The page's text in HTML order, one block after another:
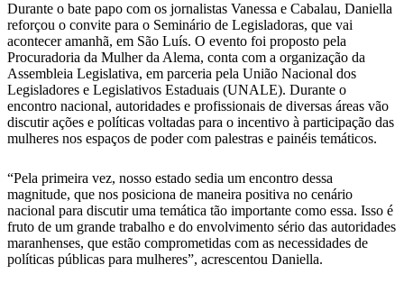
Durante o bate papo com os jornalistas Vanessa e Cabalau, Daniella
reforçou o convite para o Seminário de Legisladoras, que vai
acontecer amanhã, em São Luís. O evento foi proposto pela
Procuradoria da Mulher da Alema, conta com a organização da
Assembleia Legislativa, em parceria pela União Nacional dos
Legisladores e Legislativos Estaduais (UNALE). Durante o
encontro nacional, autoridades e profissionais de diversas áreas vão
discutir ações e políticas voltadas para o incentivo à participação das
mulheres nos espaços de poder com palestras e painéis temáticos.
“Pela primeira vez, nosso estado sedia um encontro dessa
magnitude, que nos posiciona de maneira positiva no cenário
nacional para discutir uma temática tão importante como essa. Isso é
fruto de um grande trabalho e do envolvimento sério das autoridades
maranhenses, que estão comprometidas com as necessidades de
políticas públicas para mulheres”, acrescentou Daniella.